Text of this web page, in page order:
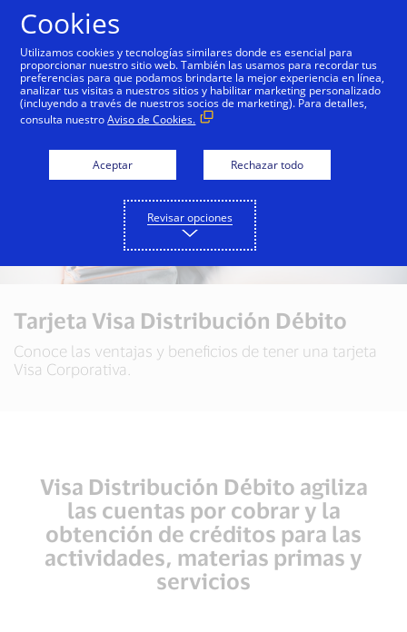
Tarjeta Visa Distribución Débito
Conoce las ventajas y beneficios de tener una tarjeta
Visa Corporativa.
Visa Distribución Débito agiliza
las cuentas por cobrar y la
obtención de créditos para las
actividades, materias primas y
servicios
Cookies
Utilizamos cookies y tecnologías similares donde es esencial para
proporcionar nuestro sitio web. También las usamos para recordar tus
preferencias para que podamos brindarte la mejor experiencia en línea,
analizar tus visitas a nuestros sitios y habilitar marketing personalizado
(incluyendo a través de nuestros socios de marketing). Para detalles,
consulta nuestroAviso de Cookies.
Aceptar Rechazar todo
Revisar opciones